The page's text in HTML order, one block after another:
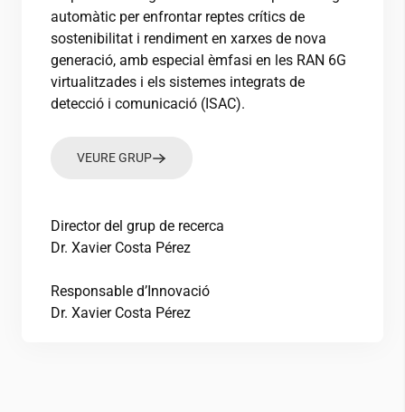
automàtic per enfrontar reptes crítics de
sostenibilitat i rendiment en xarxes de nova
generació, amb especial èmfasi en les RAN 6G
virtualitzades i els sistemes integrats de
detecció i comunicació (ISAC).
VEURE GRUP
Director del grup de recerca
Dr. Xavier Costa Pérez
Responsable d’Innovació
Dr. Xavier Costa Pérez